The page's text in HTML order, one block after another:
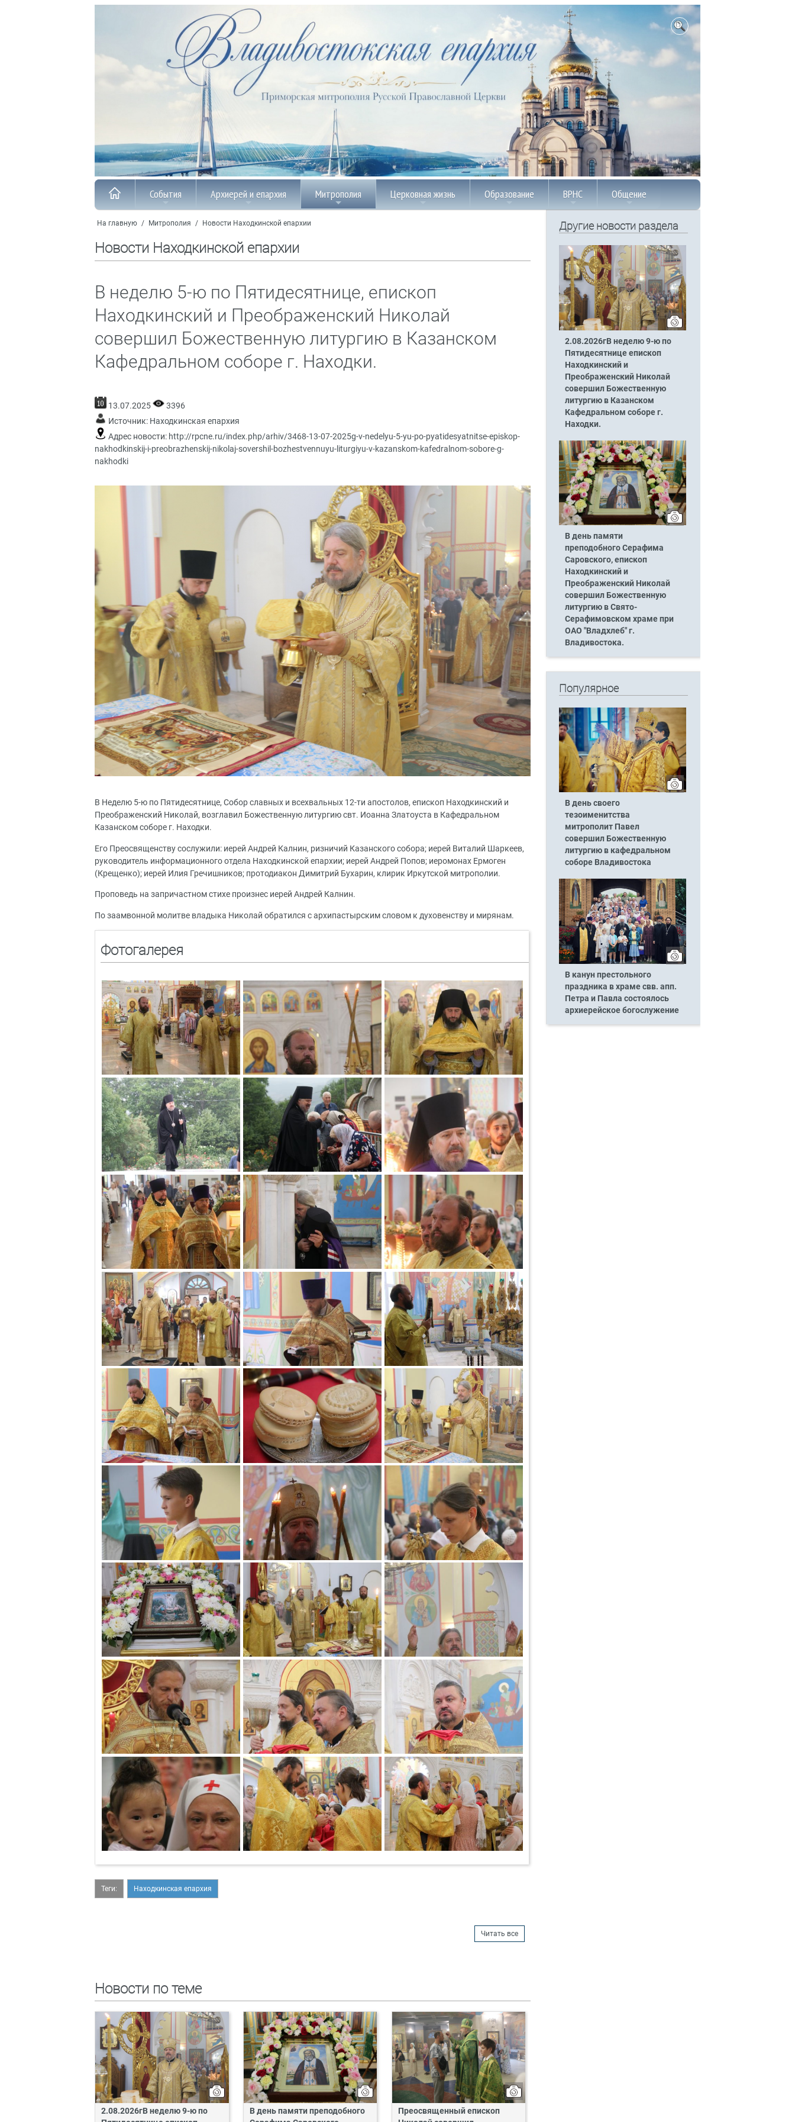
События Архиерей и епархия Митрополия Церковная жизнь Образование ВРНС Общение
На главную / Митрополия / Новости Находкинской епархии
Новости Находкинской епархии
В неделю 5-ю по Пятидесятнице, епископ
Находкинский и Преображенский Николай
совершил Божественную литургию в Казанском
Кафедральном соборе г. Находки.
13.07.2025
3396
Источник: Находкинская епархия
Адрес новости: http://rpcne.ru/index.php/arhiv/3468-13-07-2025g-v-nedelyu-5-yu-po-pyatidesyatnitse-episkop-
nakhodkinskij-i-preobrazhenskij-nikolaj-sovershil-bozhestvennuyu-liturgiyu-v-kazanskom-kafedralnom-sobore-g-
nakhodki
В Неделю 5-ю по Пятидесятнице, Собор славных и всехвальных 12-ти апостолов, епископ Находкинский и
Преображенский Николай, возглавил Божественную литургию свт. Иоанна Златоуста в Кафедральном
Казанском соборе г. Находки.
Его Преосвященству сослужили: иерей Андрей Калнин, ризничий Казанского собора; иерей Виталий Шаркеев,
руководитель информационного отдела Находкинской епархии; иерей Андрей Попов; иеромонах Ермоген
(Крещенко); иерей Илия Гречишников; протодиакон Димитрий Бухарин, клирик Иркутской митрополии.
Проповедь на запричастном стихе произнес иерей Андрей Калнин.
По заамвонной молитве владыка Николай обратился с архипастырским словом к духовенству и мирянам.
Фотогалерея
Теги: Находкинская епархия
Читать все
Новости по теме
2.08.2026гВ неделю 9-ю по
В день памяти преподобного
Преосвященный епископ
Другие новости раздела
2.08.2026гВ неделю 9-ю по
Пятидесятнице епископ
Находкинский и
Преображенский Николай
совершил Божественную
литургию в Казанском
Кафедральном соборе г.
Находки.
В день памяти
преподобного Серафима
Саровского, епископ
Находкинский и
Преображенский Николай
совершил Божественную
литургию в Свято-
Серафимовском храме при
ОАО "Владхлеб" г.
Владивостока.
Популярное
В день своего
тезоименитства
митрополит Павел
совершил Божественную
литургию в кафедральном
соборе Владивостока
В канун престольного
праздника в храме свв. апп.
Петра и Павла состоялось
архиерейское богослужение